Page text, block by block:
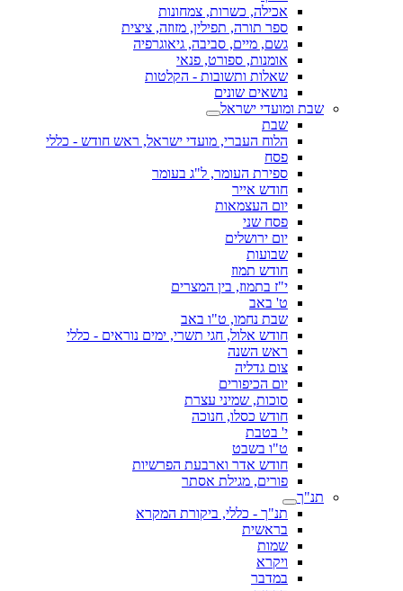
אכילה, כשרות, צמחונות
ספר תורה, תפילין, מזוזה, ציצית
גשם, מיים, סביבה, גיאוגרפיה
אומנות, ספורט, פנאי
שאלות ותשובות - הקלטות
נושאים שונים
שבת ומועדי ישראל
שבת
הלוח העברי, מועדי ישראל, ראש חודש - כללי
פסח
ספירת העומר, ל"ג בעומר
חודש אייר
יום העצמאות
פסח שני
יום ירושלים
שבועות
חודש תמוז
י"ז בתמוז, בין המצרים
ט' באב
שבת נחמו, ט"ו באב
חודש אלול, חגי תשרי, ימים נוראים - כללי
ראש השנה
צום גדליה
יום הכיפורים
סוכות, שמיני עצרת
חודש כסלו, חנוכה
י' בטבת
ט"ו בשבט
חודש אדר וארבעת הפרשיות
פורים, מגילת אסתר
תנ"ך
תנ"ך - כללי, ביקורת המקרא
בראשית
שמות
ויקרא
במדבר